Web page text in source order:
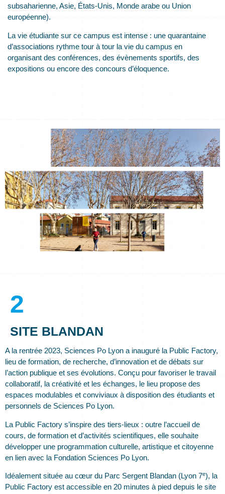
subsaharienne, Asie, États-Unis, Monde arabe ou Union
européenne).
La vie étudiante sur ce campus est intense : une quarantaine
d’associations rythme tour à tour la vie du campus en
organisant des conférences, des évènements sportifs, des
expositions ou encore des concours d’éloquence.
2
SITE BLANDAN
A la rentrée 2023, Sciences Po Lyon a inauguré la Public Factory,
lieu de formation, de recherche, d’innovation et de débats sur
l’action publique et ses évolutions. Conçu pour favoriser le travail
collaboratif, la créativité et les échanges, le lieu propose des
espaces modulables et conviviaux à disposition des étudiants et
personnels de Sciences Po Lyon.
La Public Factory s’inspire des tiers-lieux : outre l’accueil de
cours, de formation et d’activités scientifiques, elle souhaite
développer une programmation culturelle, artistique et citoyenne
en lien avec la Fondation Sciences Po Lyon.
Idéalement située au cœur du Parc Sergent Blandan (Lyon 7e), la
Public Factory est accessible en 20 minutes à pied depuis le site